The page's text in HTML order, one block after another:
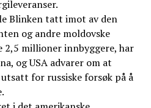
Blinken tatt imot av den
og andre moldovske
2,5 millioner innbyggere, har
og USA advarer om at
for russiske forsøk på å